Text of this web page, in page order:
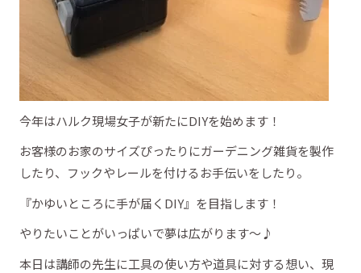
今年はハルク現場女子が新たにDIYを始めます！
お客様のお家のサイズぴったりにガーデニング雑貨を製作
したり、フックやレールを付けるお手伝いをしたり。
『かゆいところに手が届くDIY』を目指します！
やりたいことがいっぱいで夢は広がります～♪
本日は講師の先生に工具の使い方や道具に対する想い、現